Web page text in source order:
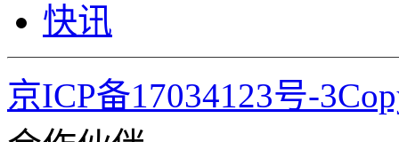
快讯
京ICP备17034123号-